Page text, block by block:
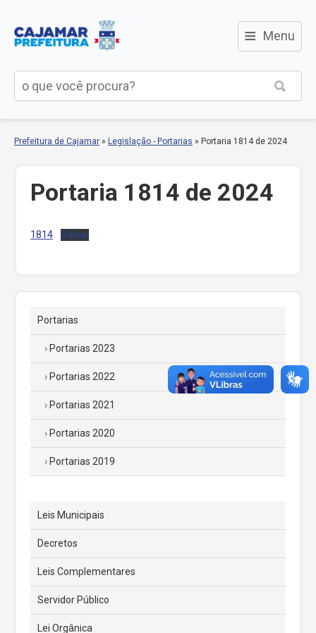
≡ Menu
Prefeitura de Cajamar » Legislação - Portarias » Portaria 1814 de 2024
Portaria 1814 de 2024
1814 Baixar
Portarias
Portarias 2023
Portarias 2022
Portarias 2021
Portarias 2020
Portarias 2019
Leis Municipais
Decretos
Leis Complementares
Servidor Público
Lei Orgânica